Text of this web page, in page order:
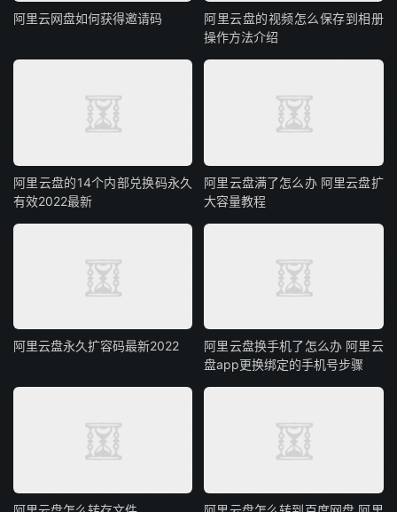
阿里云网盘如何获得邀请码
阿里云盘的视频怎么保存到相册
操作方法介绍
阿里云盘的14个内部兑换码永久
有效2022最新
阿里云盘满了怎么办 阿里云盘扩
大容量教程
阿里云盘永久扩容码最新2022
阿里云盘换手机了怎么办 阿里云
盘app更换绑定的手机号步骤